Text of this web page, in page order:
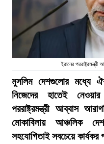
ইরানের
মুসলিম দেশগুলোর মধ্যে
নিজেদের হাতেই
পররাষ্ট্রমন্ত্রী আব্বাস
মোকাবিলায় আঞ্চলিক
সহযোগিতাই সবচেয়ে কার্যকর